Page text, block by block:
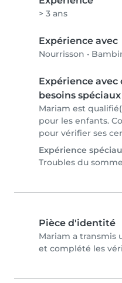
> 3 ans
Expérience avec
Nourrisson •
Expérience avec
besoins spéciaux
Mariam est
pour les enfants.
pour vérifier ses
Expérience
Troubles du
Pièce d'identité
Mariam a
et complété les